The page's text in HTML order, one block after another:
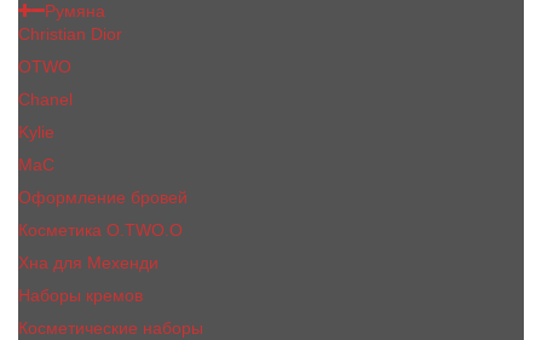
Румяна
Christian Dior
OTWO
Сhanеl
Kylie
MaC
Оформление бровей
Косметика O.TWO.O
Хна для Мехенди
Наборы кремов
Косметические наборы